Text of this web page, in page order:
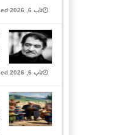
ئاب 6, 2026 Closed
ئاب 6, 2026 Closed